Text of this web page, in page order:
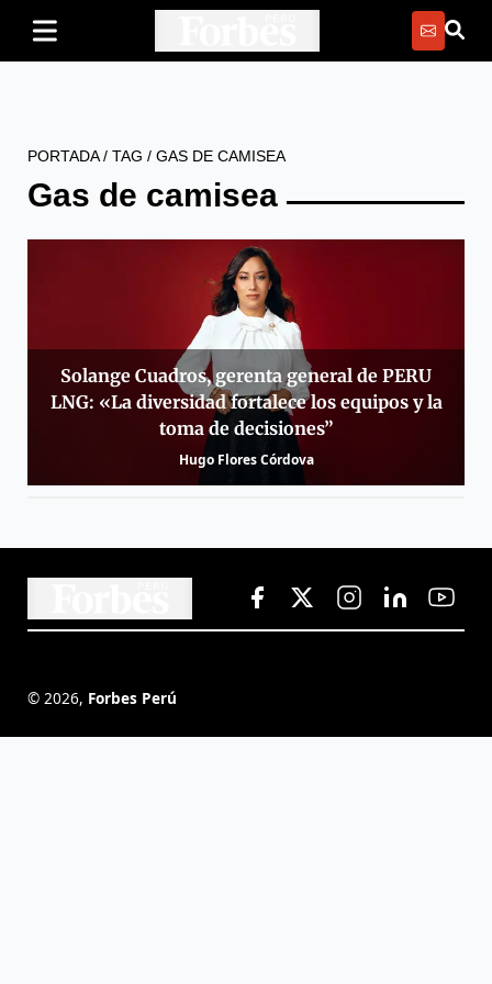
PORTADA/ TAG / GAS DE CAMISEA
Gas de camisea
Solange Cuadros, gerenta general de PERU
LNG: «La diversidad fortalece los equipos y la
toma de decisiones”
Hugo Flores Córdova
© 2026, Forbes Perú